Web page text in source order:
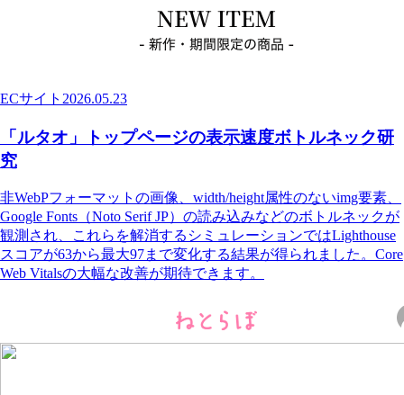
ECサイト 2026.05.23
「ルタオ」トップページの表示速度ボトルネック研
究
非WebPフォーマットの画像、width/height属性のないimg要素、
Google Fonts（Noto Serif JP）の読み込みなどのボトルネックが
観測され、これらを解消するシミュレーションではLighthouse
スコアが63から最大97まで変化する結果が得られました。Core
Web Vitalsの大幅な改善が期待できます。